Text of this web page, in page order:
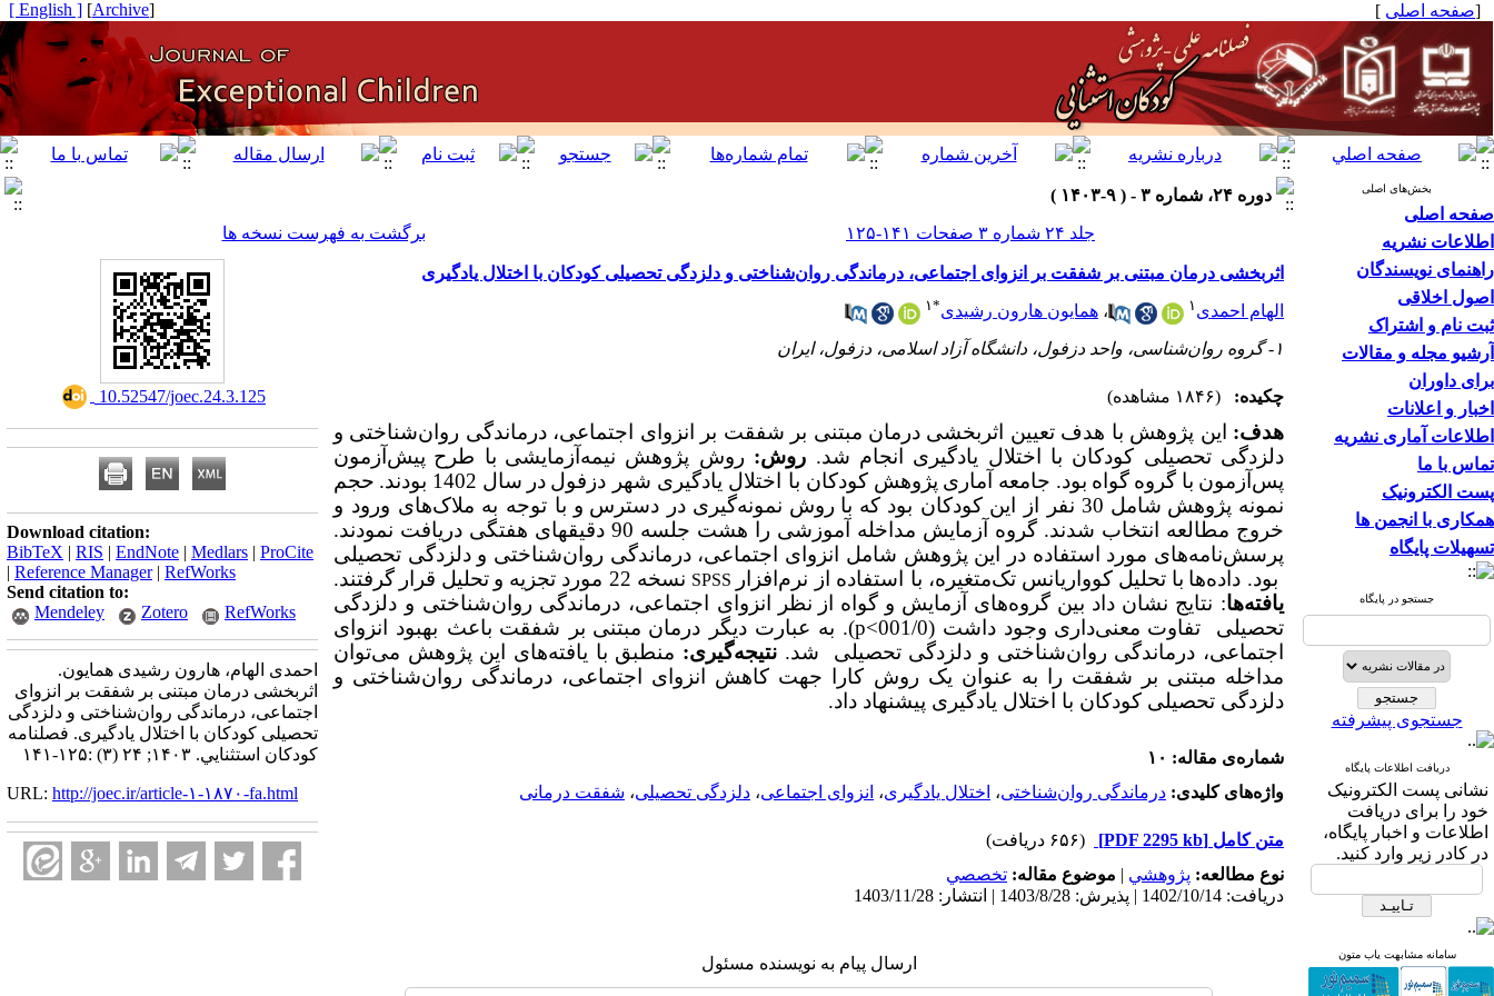
[صفحه اصلی ]
[
Archive
]
[ English ]
بخش‌های اصلی
صفحه اصلی
اطلاعات نشریه
راهنمای نویسندگان
اصول اخلاقی
ثبت نام و اشتراک
آرشیو مجله و مقالات
برای داوران
اخبار و اعلانات
اطلاعات آماری نشریه
تماس با ما
پست الکترونیک
همکاری با انجمن ها
تسهیلات پایگاه
جستجو در پایگاه
جستجوی پیشرفته
دریافت اطلاعات پایگاه
نشانی پست الکترونیک
خود را برای دریافت
اطلاعات و اخبار پایگاه،
در کادر زیر وارد کنید.
سامانه مشابهت یاب متون
دوره ۲۴، شماره ۳ - ( ۹-۱۴۰۳ )
جلد ۲۴ شماره ۳ صفحات ۱۴۱-۱۲۵
برگشت به فهرست نسخه ها
اثربخشی درمان مبتنی بر شفقت بر انزوای اجتماعی، درماندگی روان‌شناختی و دلزدگی تحصیلی کودکان با اختلال یادگیری
الهام احمدی ۱ ، همایون هارون رشیدی*۱
۱- گروه روان‌شناسی، واحد دزفول، دانشگاه آزاد اسلامی، دزفول، ایران
چکیده: (۱۸۴۶ مشاهده)
هدف: این پژوهش با هدف تعیین اثربخشی درمان مبتنی بر شفقت بر انزوای اجتماعی، درماندگی روان‌شناختی و
دلزدگی تحصیلی کودکان با اختلال یادگیری انجام شد. روش: روش پژوهش نیمه‌آزمایشی با طرح پیش‌آزمون
پس‌آزمون با گروه گواه بود. جامعه آماری پژوهش کودکان با اختلال یادگیری شهر دزفول در سال 1402 بودند. حجم
نمونه پژوهش شامل 30 نفر از این کودکان بود که با روش نمونه‌گیری در دسترس و با توجه به ملاک‌های ورود و
خروج مطالعه انتخاب شدند. گروه آزمایش مداخله آموزشی را هشت جلسه 90 دقیقه­ای هفتگی دریافت نمودند.
پرسش‌نامه‌های مورد استفاده در این پژوهش شامل انزوای اجتماعی، درماندگی روان‌شناختی و دلزدگی تحصیلی
بود. داده‌ها با تحلیل کوواریانس تک‌متغیره، با استفاده از نرم‌افزار SPSS نسخه 22 مورد تجزیه و تحلیل قرار گرفتند.
یافته‌ها: نتایج نشان داد بین گروه‌های آزمایش و گواه از نظر
انزوای اجتماعی، درماندگی روان‌شناختی و دلزدگی
تحصیلی
تفاوت معنی‌داری وجود داشت (
001/0>
p
)
. به عبارت دیگر درمان مبتنی بر شفقت باعث بهبود انزوای
اجتماعی، درماندگی روان‌شناختی و دلزدگی تحصیلی شد.نتیجه‌گیری: منطبق با یافته‌های این پژوهش می‌توان
مداخله مبتنی بر شفقت را به عنوان یک روش کارا جهت کاهش انزوای اجتماعی، درماندگی روان‌شناختی و
دلزدگی تحصیلی کودکان با اختلال یادگیری پیشنهاد داد.
شماره‌ی مقاله: ۱۰
واژه‌های کلیدی: درماندگی روان‌شناختی، اختلال یادگیری، انزوای اجتماعی، دلزدگی تحصیلی، شفقت درمانی
متن کامل [PDF 2295 kb]
(۶۵۶ دریافت)
نوع مطالعه: پژوهشي | موضوع مقاله: تخصصي
دریافت: 1402/10/14 | پذیرش: 1403/8/28 | انتشار: 1403/11/28
ارسال پیام به نویسنده مسئول
‎ 10.52547/joec.24.3.125
Download citation:
BibTeX | RIS | EndNote | Medlars | ProCite
| Reference Manager| RefWorks
Send citation to:
Mendeley
Zotero RefWorks
احمدی الهام، هارون رشیدی همایون.
اثربخشی درمان مبتنی بر شفقت بر انزوای
اجتماعی، درماندگی روان‌شناختی و دلزدگی
تحصیلی کودکان با اختلال یادگیری. فصلنامه
كودكان استثنايي. ۱۴۰۳; ۲۴ (۳) :۱۲۵-۱۴۱
URL: http://joec.ir/article-۱-۱۸۷۰-fa.html